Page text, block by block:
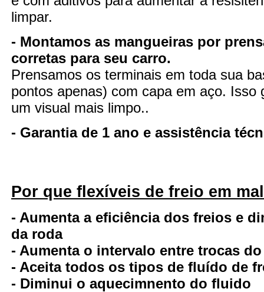
limpar.
- Montamos as mangueiras por
corretas para seu carro.
Prensamos os terminais em toda sua
pontos apenas) com capa em aço. Isso
um visual mais limpo..
- Garantia de 1 ano e assistência
Por que flexíveis de freio em
- Aumenta a eficiência dos freios e
da roda
- Aumenta o intervalo entre trocas
- Aceita todos os tipos de fluído de
- Diminui o aquecimnento do fluido